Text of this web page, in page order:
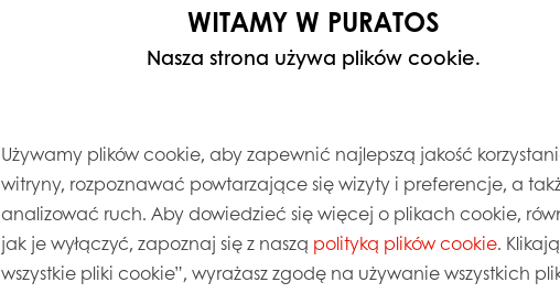
WITAMY W PURATOS
Nasza strona używa plików cookie.
Używamy plików cookie, aby zapewnić najlepszą jakość
witryny, rozpoznawać powtarzające się wizyty i preferencje, a
analizować ruch. Aby dowiedzieć się więcej o plikach cookie,
jak je wyłączyć, zapoznaj się z naszą polityką plików cookie.
wszystkie pliki cookie”, wyrażasz zgodę na używanie wszystkich